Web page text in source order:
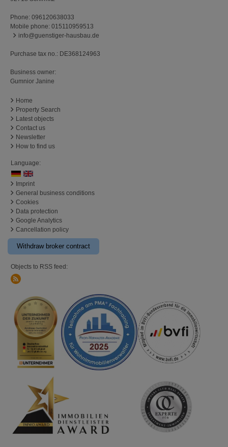
Phone: 096120638033
Mobile phone: 015110959513
info@guenstiger-hausbau.de
Purchase tax no.: DE368124963
Business owner:
Gumnior Janine
Home
Property Search
Latest objects
Contact us
Newsletter
How to find us
Language:
Imprint
General business conditions
Cookies
Data protection
Google Analytics
Cancellation policy
Withdraw broker contract
Objects to RSS feed: